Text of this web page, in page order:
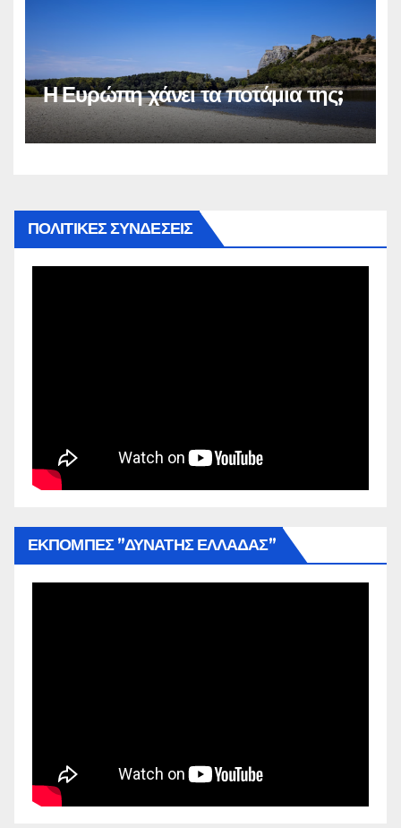
Η Ευρώπη χάνει τα ποτάμια της;
ΠΟΛΙΤΙΚΕΣ ΣΥΝΔΕΣΕΙΣ
ΕΚΠΟΜΠΕΣ ”ΔΥΝΑΤΗΣ ΕΛΛΑΔΑΣ”